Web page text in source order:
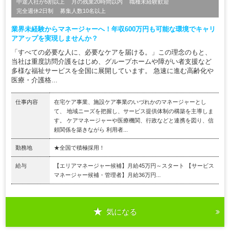
中途入社が5割以上 月の残業20時間以内
職種未経験歓迎
完全週休2日制
募集人数10名以上
業界未経験からマネージャーへ！年収600万円も可能な環境でキャリ
アアップを実現しませんか？
「すべての必要な人に、必要なケアを届ける。」この理念のもと、
当社は重度訪問介護をはじめ、グループホームや障がい者支援など
多様な福祉サービスを全国に展開しています。 急速に進む高齢化や
医療・介護格...
仕事内容
在宅ケア事業、施設ケア事業のいづれかのマネージャーとし
て、 地域ニーズを把握し、サービス提供体制の構築を主導しま
す。 ケアマネージャーや医療機関、行政などと連携を図り、信
頼関係を築きながら 利用者...
勤務地 ★全国で積極採用！
給与
【エリアマネージャー候補】月給45万円～スタート 【サービス
マネージャー候補・管理者】月給36万円...
気になる